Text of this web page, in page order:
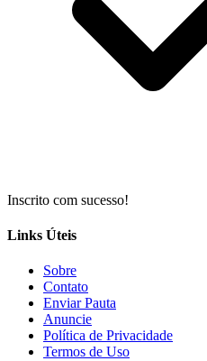
Inscrito com sucesso!
Links Úteis
Sobre
Contato
Enviar Pauta
Anuncie
Política de Privacidade
Termos de Uso